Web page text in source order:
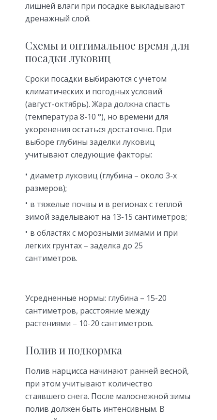
лишней влаги при посадке выкладывают
дренажный слой.
Схемы и оптимальное время для
посадки луковиц
Сроки посадки выбираются с учетом
климатических и погодных условий
(август-октябрь). Жара должна спасть
(температура 8-10 °), но времени для
укоренения остаться достаточно. При
выборе глубины заделки луковиц
учитывают следующие факторы:
диаметр луковиц (глубина – около 3-х
размеров);
в тяжелые почвы и в регионах с теплой
зимой заделывают на 13-15 сантиметров;
в областях с морозными зимами и при
легких грунтах – заделка до 25
сантиметров.
Усредненные нормы: глубина – 15-20
сантиметров, расстояние между
растениями – 10-20 сантиметров.
Полив и подкормка
Полив нарцисса начинают ранней весной,
при этом учитывают количество
стаявшего снега. После малоснежной зимы
полив должен быть интенсивным. В